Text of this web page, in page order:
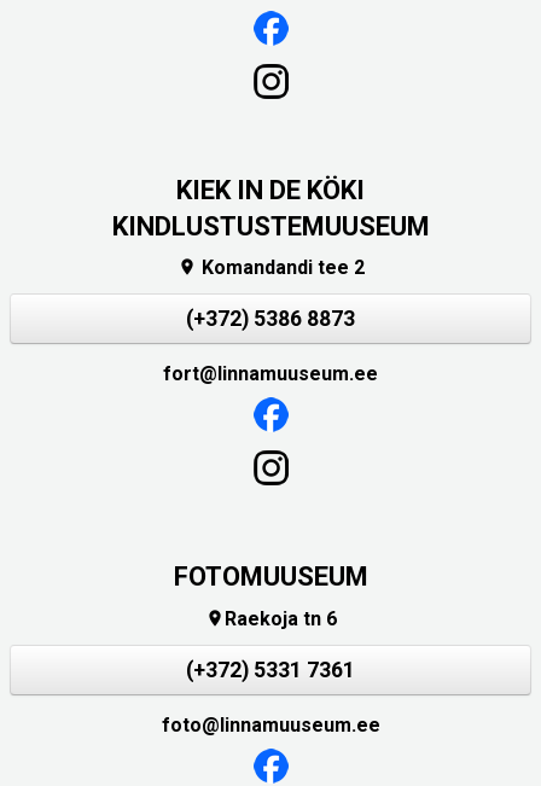
KIEK IN DE KÖKI
KINDLUSTUSTEMUUSEUM
 Komandandi tee 2
(+372) 5386 8873
fort@linnamuuseum.ee
FOTOMUUSEUM
 Raekoja tn 6
(+372) 5331 7361
foto@linnamuuseum.ee